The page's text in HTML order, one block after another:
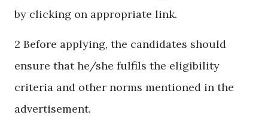
by clicking on appropriate link.
2 Before applying, the candidates should
ensure that he/she fulfils the eligibility
criteria and other norms mentioned in the
advertisement.